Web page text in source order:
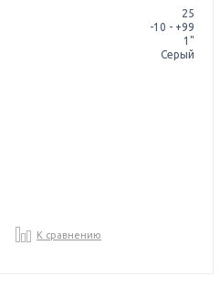
25
-10 - +99
1"
Серый
К сравнению